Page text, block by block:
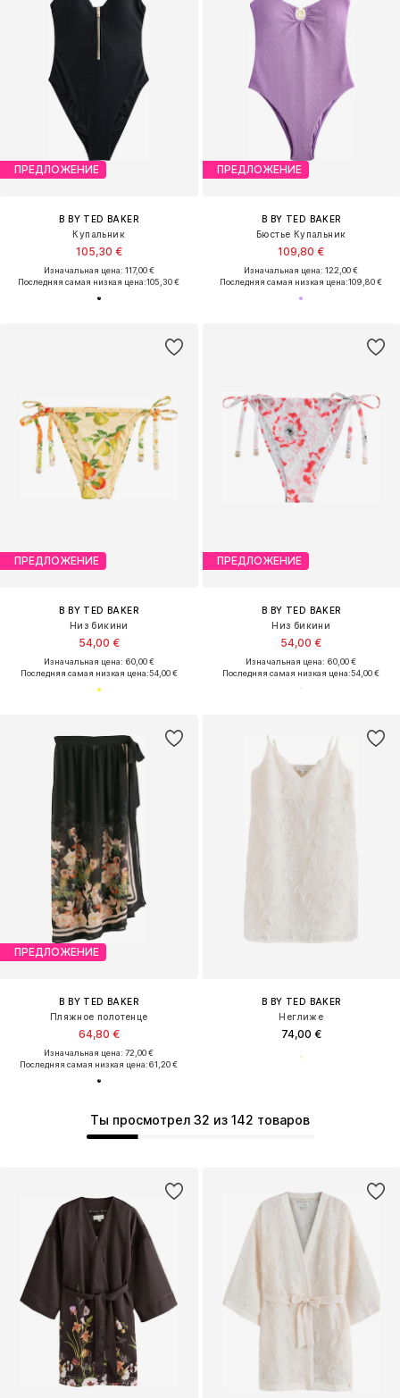
ПРЕДЛОЖЕНИЕ
B BY TED BAKER
Купальник
105,30 €
Изначальная цена: 117,00 €
Последняя самая низкая цена:105,30 €
ПРЕДЛОЖЕНИЕ
B BY TED BAKER
Бюстье Купальник
109,80 €
Изначальная цена: 122,00 €
Последняя самая низкая цена:109,80 €
Ты просмотрел 32 из 142 товаров
ПРЕДЛОЖЕНИЕ
B BY TED BAKER
Низ бикини
54,00 €
Изначальная цена: 60,00 €
Последняя самая низкая цена:54,00 €
ПРЕДЛОЖЕНИЕ
B BY TED BAKER
Низ бикини
54,00 €
Изначальная цена: 60,00 €
Последняя самая низкая цена:54,00 €
ПРЕДЛОЖЕНИЕ
B BY TED BAKER
Пляжное полотенце
64,80 €
Изначальная цена: 72,00 €
Последняя самая низкая цена:61,20 €
B BY TED BAKER
Неглиже
74,00 €